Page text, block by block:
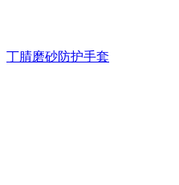
丁腈磨砂防护手套